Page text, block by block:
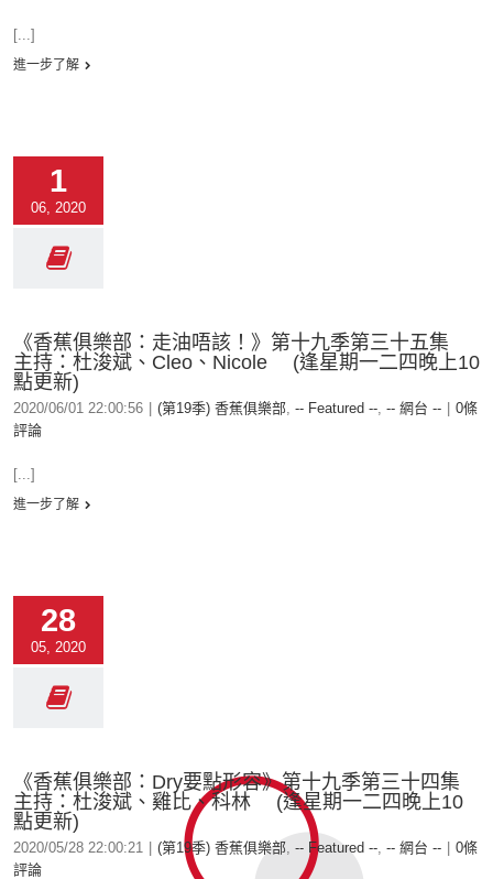
[...]
進一步了解
1
06, 2020
《香蕉俱樂部：走油唔該！》第十九季第三十五集
主持：杜浚斌、Cleo、Nicole (逢星期一二四晚上10
點更新)
2020/06/01 22:00:56 (第19季) 香蕉俱樂部, -- Featured --, -- 網台 --
0條
評論
[...]
進一步了解
28
05, 2020
《香蕉俱樂部：Dry要點形容》第十九季第三十四集
主持：杜浚斌、雞比、科林 (逢星期一二四晚上10
點更新)
2020/05/28 22:00:21 (第19季) 香蕉俱樂部, -- Featured --, -- 網台 --
0條
評論